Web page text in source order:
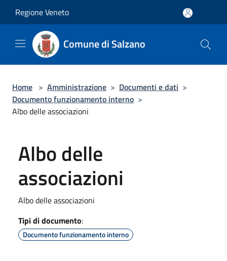
Regione Veneto
Comune di Salzano
Home > Amministrazione > Documenti e dati >
Documento funzionamento interno >
Albo delle associazioni
Albo delle
associazioni
Albo delle associazioni
Tipi di documento:
Documento funzionamento interno